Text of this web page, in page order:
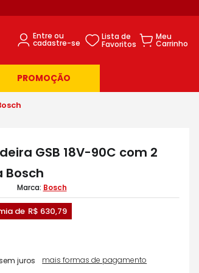
PROMOÇÃO
GSB 18V-90C com 2
Bosch
Bosch
de R$ 630,79
juros mais formas de pagamento